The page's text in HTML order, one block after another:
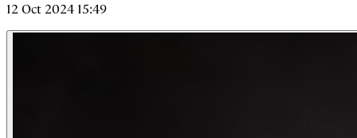
12 Oct 2024 15:49